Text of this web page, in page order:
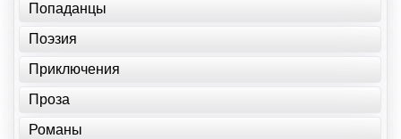
Попаданцы
Поэзия
Приключения
Проза
Романы